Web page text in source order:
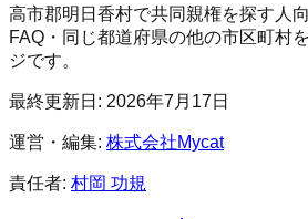
高市郡明日香村で共同親権を探す人
FAQ・同じ都道府県の他の市区町村
ジです。
最終更新日: 2026年7月17日
運営・編集: 株式会社Mycat
責任者: 村岡 功規